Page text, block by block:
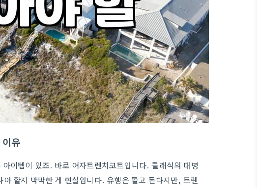
유
이템이 있죠. 바로 여자트렌치코트입니다. 클래식의 대명
할지 막막한 게 현실입니다. 유행은 돌고 돈다지만, 트렌